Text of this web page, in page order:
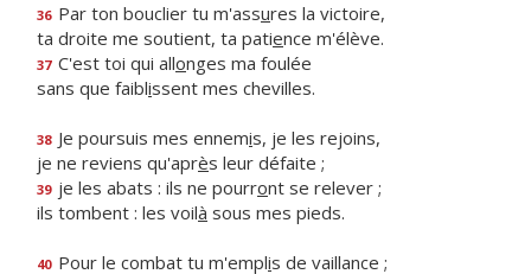
36 Par ton bouclier tu m'assures la victoire,
ta droite me soutient, ta patience m'élève.
37 C'est toi qui allonges ma foulée
sans que faiblissent mes chevilles.
38 Je poursuis mes ennemis, je les rejoins,
je ne reviens qu'après leur défaite ;
39 je les abats : ils ne pourront se relever ;
ils tombent : les voilà sous mes pieds.
40 Pour le combat tu m'emplis de vaillance ;